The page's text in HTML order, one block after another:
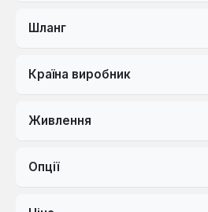
Шланг
Країна виробник
Живлення
Опції